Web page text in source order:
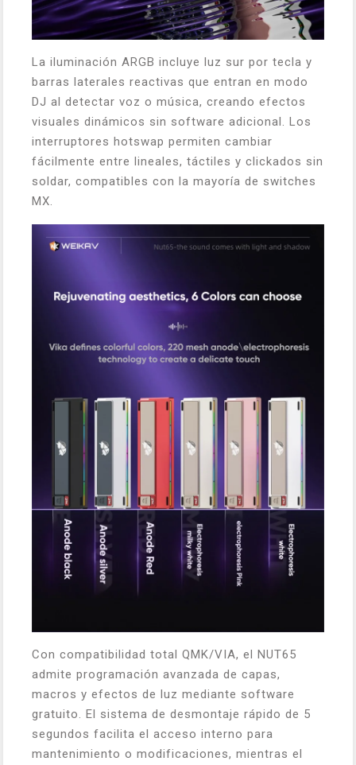
La iluminación ARGB incluye luz sur por tecla y
barras laterales reactivas que entran en modo
DJ al detectar voz o música, creando efectos
visuales dinámicos sin software adicional. Los
interruptores hotswap permiten cambiar
fácilmente entre lineales, táctiles y clickados sin
soldar, compatibles con la mayoría de switches
MX.
Con compatibilidad total QMK/VIA, el NUT65
admite programación avanzada de capas,
macros y efectos de luz mediante software
gratuito. El sistema de desmontaje rápido de 5
segundos facilita el acceso interno para
mantenimiento o modificaciones, mientras el